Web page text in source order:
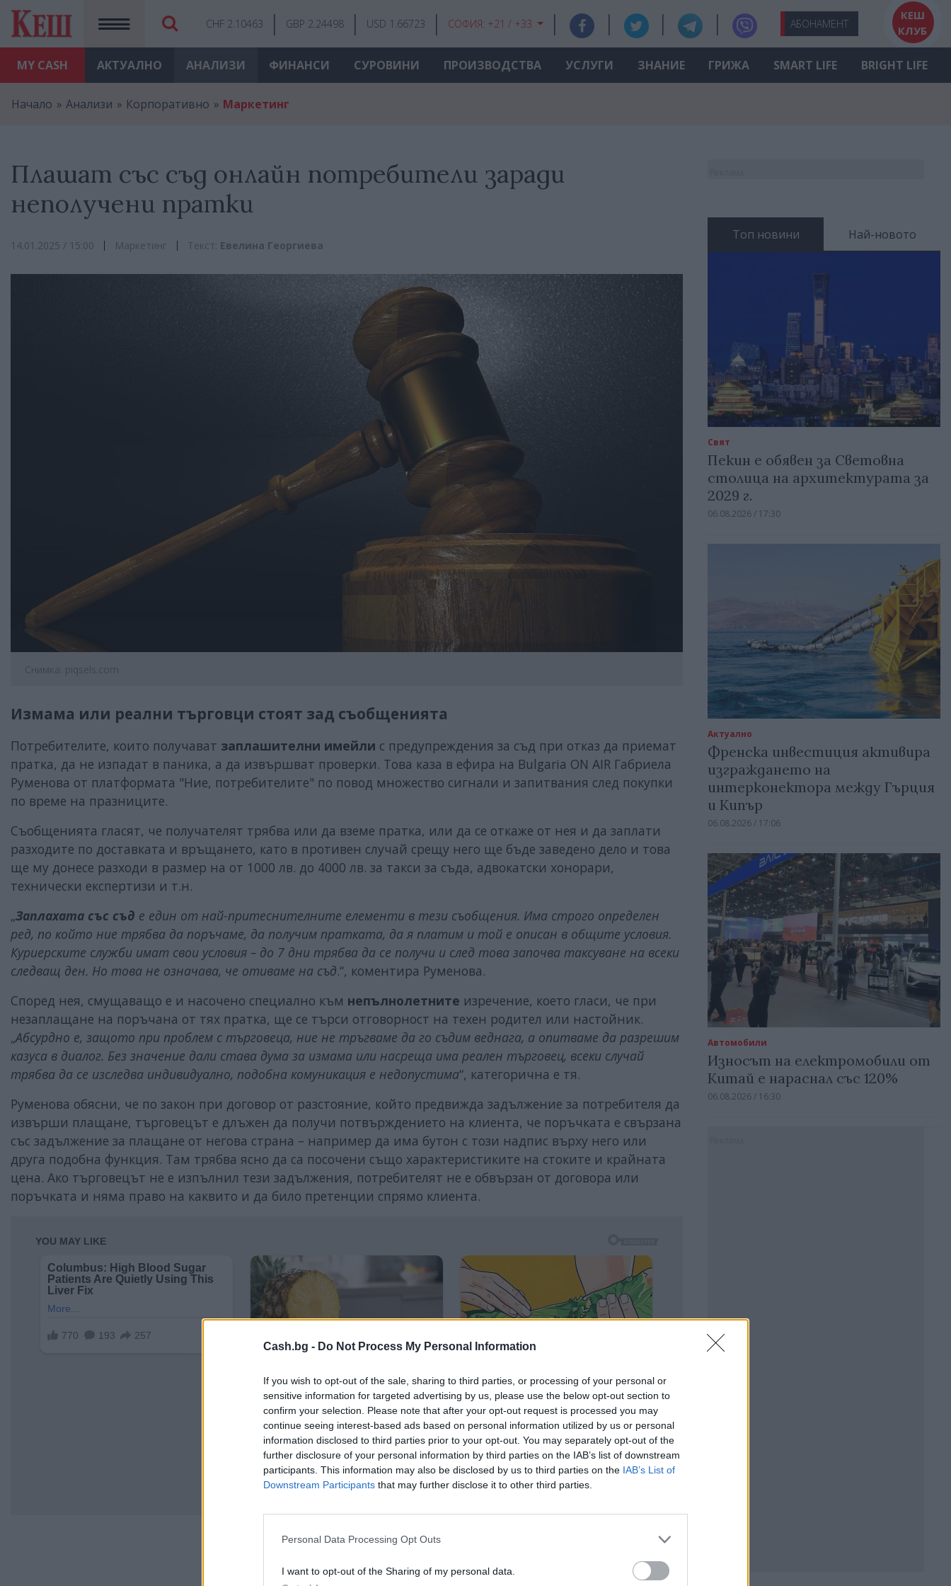
Cash.bg - Do Not Process My Personal Information
If you wish to opt-out of the sale, sharing to third parties, or processing of your personal or
sensitive information for targeted advertising by us, please use the below opt-out section to
confirm your selection. Please note that after your opt-out request is processed you may
continue seeing interest-based ads based on personal information utilized by us or personal
information disclosed to third parties prior to your opt-out. You may separately opt-out of the
further disclosure of your personal information by third parties on the IAB’s list of downstream
participants. This information may also be disclosed by us to third parties on the IAB’s List of
Downstream Participants that may further disclose it to other third parties.
Personal Data Processing Opt Outs
I want to opt-out of the Sharing of my personal data.
MY CASH
CHF 2.10463 GBP 2.24498 USD 1.66723 СОФИЯ: +21 / +33 АБОНАМЕНТ
КЕШ
КЛУБ
АКТУАЛНО АНАЛИЗИ ФИНАНСИ СУРОВИНИ ПРОИЗВОДСТВА УСЛУГИ ЗНАНИЕ ГРИЖА SMART LIFE BRIGHT LIFE
Начало Анализи Корпоративно Маркетинг
Плашат със съд онлайн потребители заради
неполучени пратки
14.01.2025 / 15:00 Маркетинг Текст: Евелина Георгиева
Снимка: piqsels.com
Измама или реални търговци стоят зад съобщенията
Потребителите, които получават заплашителни имейли с предупреждения за съд при отказ да приемат
пратка, да не изпадат в паника, а да извършват проверки. Това каза в ефира на Bulgaria ON AIR Габриела
Руменова от платформата "Ние, потребителите" по повод множество сигнали и запитвания след покупки
по време на празниците.
Съобщенията гласят, че получателят трябва или да вземе пратка, или да се откаже от нея и да заплати
разходите по доставката и връщането, като в противен случай срещу него ще бъде заведено дело и това
ще му донесе разходи в размер на от 1000 лв. до 4000 лв. за такси за съда, адвокатски хонорари,
технически експертизи и т.н.
„Заплахата със съд е един от най-притеснителните елементи в тези съобщения. Има строго определен
ред, по който ние трябва да поръчаме, да получим пратката, да я платим и той е описан в общите условия.
Куриерските служби имат свои условия – до 7 дни трябва да се получи и след това започва таксуване на всеки
следващ ден. Но това не означава, че отиваме на съд.“, коментира Руменова.
Според нея, смущаващо е и насочено специално към непълнолетните изречение, което гласи, че при
незаплащане на поръчана от тях пратка, ще се търси отговорност на техен родител или настойник.
„Абсурдно е, защото при проблем с търговеца, ние не тръгваме да го съдим веднага, а опитваме да разрешим
казуса в диалог. Без значение дали става дума за измама или насреща има реален търговец, всеки случай
трябва да се изследва индивидуално, подобна комуникация е недопустима“, категорична е тя.
Руменова обясни, че по закон при договор от разстояние, който предвижда задължение за потребителя да
извърши плащане, търговецът е длъжен да получи потвърждението на клиента, че поръчката е свързана
със задължение за плащане от негова страна – например да има бутон с този надпис върху него или
друга подобна функция. Там трябва ясно да са посочени също характеристиките на стоките и крайната
цена. Ако търговецът не е изпълнил тези задължения, потребителят не е обвързан от договора или
поръчката и няма право на каквито и да било претенции спрямо клиента.
Топ новини Най-новото
Свят
Пекин е обявен за Световна
столица на архитектурата за
2029 г.
06.08.2026 / 17:30
Актуално
Френска инвестиция активира
изграждането на
интерконектора между Гърция
и Кипър
06.08.2026 / 17:06
Автомобили
Износът на електромобили от
Китай е нараснал със 120%
06.08.2026 / 16:30